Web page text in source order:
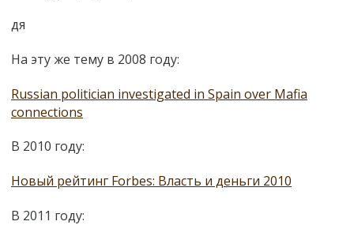
дя
На эту же тему в 2008 году:
Russian politician investigated in Spain over Mafia
connections
В 2010 году:
Новый рейтинг Forbes: Власть и деньги 2010
В 2011 году: